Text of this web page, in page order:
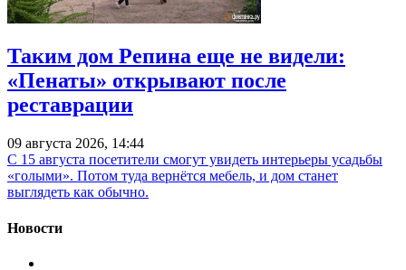
Таким дом Репина еще не видели:
«Пенаты» открывают после
реставрации
09 августа 2026, 14:44
С 15 августа посетители смогут увидеть интерьеры усадьбы
«голыми». Потом туда вернётся мебель, и дом станет
выглядеть как обычно.
Новости